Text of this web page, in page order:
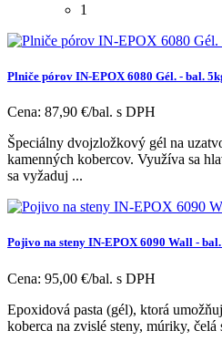
1
Plniče pórov IN-EPOX 6080 Gél. - bal.
Cena: 87,90 €/bal. s DPH
Špeciálny dvojzložkový gél na
kamenných kobercov. Využíva sa
sa vyžaduj ...
Pojivo na steny IN-EPOX 6090 Wall -
Cena: 95,00 €/bal. s DPH
Epoxidová pasta (gél), ktorá
koberca na zvislé steny, múriky, čelá